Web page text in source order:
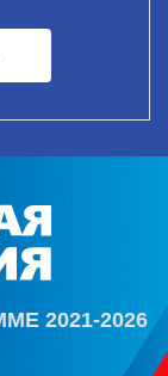
2021-2026